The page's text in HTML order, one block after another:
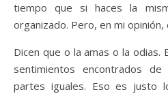
tiempo que si haces la
organizado. Pero, en mi opinión,
Dicen que o la amas o la odias.
sentimientos encontrados
partes iguales. Eso es justo